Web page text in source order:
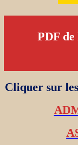
PDF
Cliquer sur